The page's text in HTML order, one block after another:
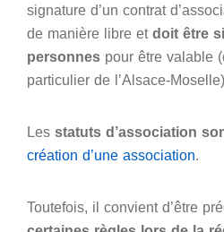
signature d’un contrat
de manière libre et doit être
personnes pour être valable
particulier de l’Alsace-
Les statuts d’association
création d’une association.
Toutefois, il convient d’être